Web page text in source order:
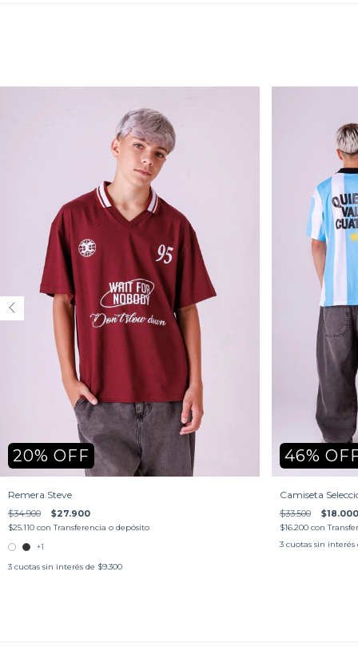
20% OFF
Remera Steve
$34.900 $27.900
$25.110 con Transferencia o depósito
+1
3 cuotas sin interés de $9.300
46%
Camiseta
$33.500 $18.000
$16.200 con
3 cuotas sin